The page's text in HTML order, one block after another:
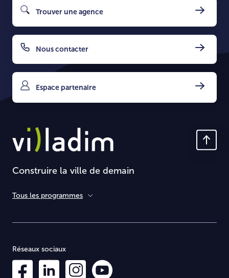
Trouver une agence
Nous contacter
Espace partenaire
Construire la ville de demain
Tous les programmes
Réseaux sociaux